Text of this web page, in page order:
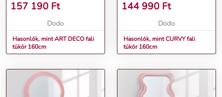
157 190 Ft
Dodo
Hasonlók, mint ART DECO fali
tükör 160cm
144 990 Ft
Dodo
Hasonlók, mint CURVY fali
tükör 160cm